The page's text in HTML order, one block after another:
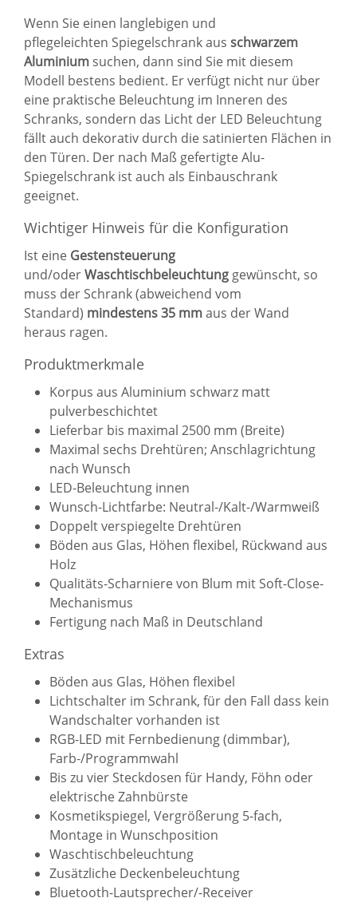
Wenn Sie einen langlebigen und
pflegeleichten Spiegelschrankaus schwarzem
Aluminium suchen, dann sind Sie mit diesem
Modell bestens bedient. Er verfügt nicht nur über
eine praktische Beleuchtung im Inneren des
Schranks, sondern das Licht der LED Beleuchtung
fällt auch dekorativ durch die satinierten Flächen in
den Türen. Der nach Maß gefertigte Alu-
Spiegelschrank ist auch als Einbauschrank
geeignet.
Wichtiger Hinweis für die Konfiguration
Ist eine Gestensteuerung
und/oderWaschtischbeleuchtung gewünscht, so
muss der Schrank (abweichend vom
Standard) mindestens 35 mmaus der Wand
heraus ragen.
Produktmerkmale
Korpus aus Aluminium schwarz matt
pulverbeschichtet
Lieferbar bis maximal 2500 mm (Breite)
Maximal sechs Drehtüren; Anschlagrichtung
nach Wunsch
LED-Beleuchtung innen
Wunsch-Lichtfarbe: Neutral-/Kalt-/Warmweiß
Doppelt verspiegelte Drehtüren
Böden aus Glas, Höhen flexibel, Rückwand aus
Holz
Qualitäts-Scharniere von Blum mit Soft-Close-
Mechanismus
Fertigung nach Maß in Deutschland
Extras
Böden aus Glas, Höhen flexibel
Lichtschalter im Schrank, für den Fall dass kein
Wandschalter vorhanden ist
RGB-LED mit Fernbedienung (dimmbar),
Farb-/Programmwahl
Bis zu vier Steckdosen für Handy, Föhn oder
elektrische Zahnbürste
Kosmetikspiegel, Vergrößerung 5-fach,
Montage in Wunschposition
Waschtischbeleuchtung
Zusätzliche Deckenbeleuchtung
Bluetooth-Lautsprecher/-Receiver